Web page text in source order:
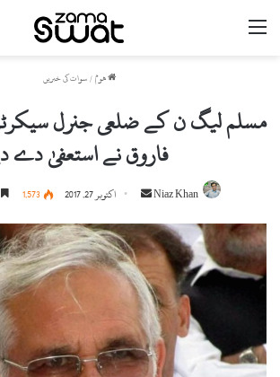
ھوم / سوات کی خبریں
مسلم لیگ ن کے ضلعی جنرل
فاروق نے استعفیٰ دے
Niaz Khan
n
d
a
n
e
m
a
اکتوبر 27, 2017 1,573